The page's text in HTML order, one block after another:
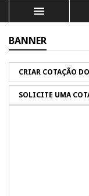

BANNER
CRIAR COTAÇÃO
SOLICITE UMA